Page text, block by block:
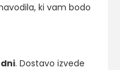
ki vam bodo
. Dostavo izvede